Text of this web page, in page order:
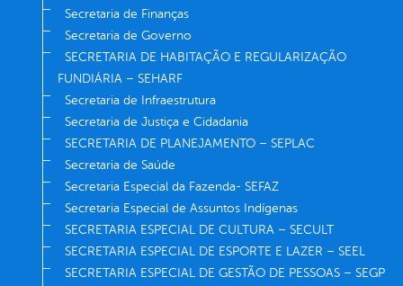
Secretaria de Finanças
Secretaria de Governo
SECRETARIA DE HABITAÇÃO E REGULARIZAÇÃO
FUNDIÁRIA – SEHARF
Secretaria de Infraestrutura
Secretaria de Justiça e Cidadania
SECRETARIA DE PLANEJAMENTO – SEPLAC
Secretaria de Saúde
Secretaria Especial da Fazenda- SEFAZ
Secretaria Especial de Assuntos Indígenas
SECRETARIA ESPECIAL DE CULTURA – SECULT
SECRETARIA ESPECIAL DE ESPORTE E LAZER – SEEL
SECRETARIA ESPECIAL DE GESTÃO DE PESSOAS – SEGP